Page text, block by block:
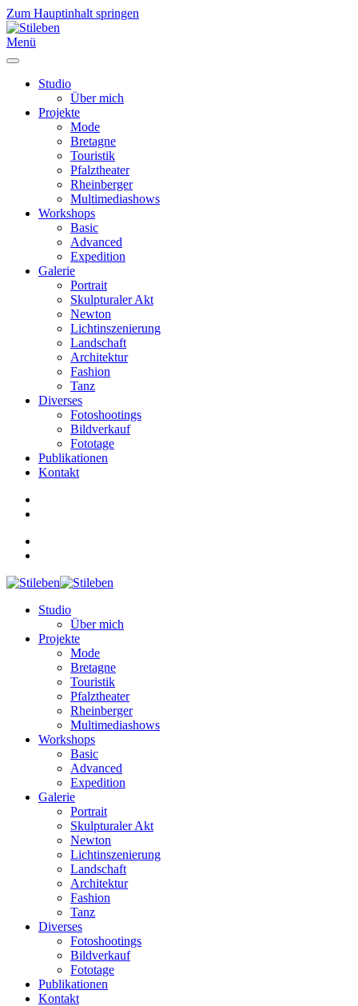
Zum Hauptinhalt springen
Menü
Studio
Über mich
Projekte
Mode
Bretagne
Touristik
Pfalztheater
Rheinberger
Multimediashows
Workshops
Basic
Advanced
Expedition
Galerie
Portrait
Skulpturaler Akt
Newton
Lichtinszenierung
Landschaft
Architektur
Fashion
Tanz
Diverses
Fotoshootings
Bildverkauf
Fototage
Publikationen
Kontakt
Studio
Über mich
Projekte
Mode
Bretagne
Touristik
Pfalztheater
Rheinberger
Multimediashows
Workshops
Basic
Advanced
Expedition
Galerie
Portrait
Skulpturaler Akt
Newton
Lichtinszenierung
Landschaft
Architektur
Fashion
Tanz
Diverses
Fotoshootings
Bildverkauf
Fototage
Publikationen
Kontakt